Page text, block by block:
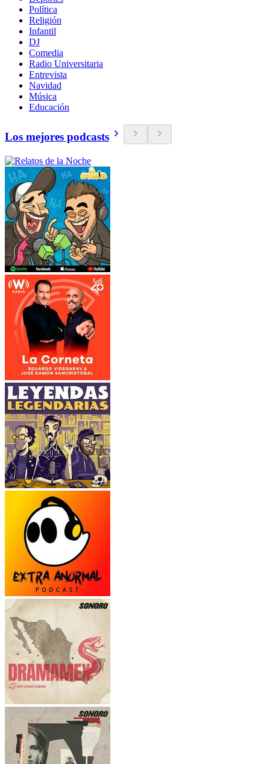
Política
Religión
Infantil
DJ
Comedia
Radio Universitaria
Entrevista
Navidad
Música
Educación
Los mejores podcasts